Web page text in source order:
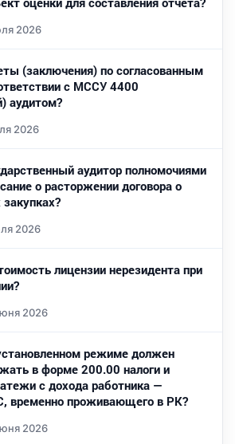
2026
(заключения) по согласованным
с МССУ 4400
аудитом?
2026
аудитор полномочиями
о расторжении договора о
2026
лицензии нерезидента при
2026
режиме должен
в форме 200.00 налоги и
с дохода работника —
временно проживающего в РК?
2026